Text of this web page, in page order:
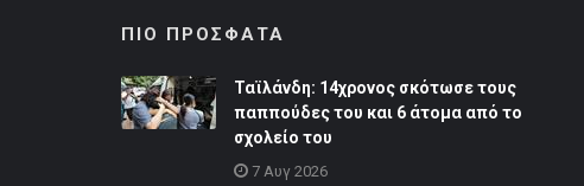
ΠΙΟ ΠΡΟΣΦΑΤΑ
Ταϊλάνδη: 14χρονος σκότωσε τους
παππούδες του και 6 άτομα από το
σχολείο του
7 Αυγ 2026